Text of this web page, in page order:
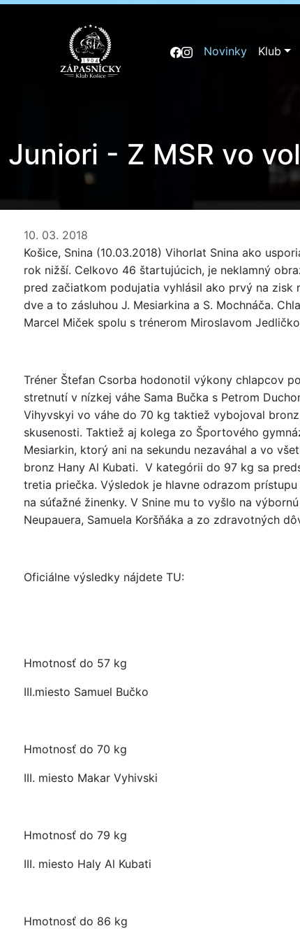
Novinky Klub
Juniori - Z MSR vo
10. 03. 2018
Košice, Snina (10.03.2018) Vihorlat Snina ako
rok nižší. Celkovo 46 štartujúcich, je neklamný
pred začiatkom podujatia vyhlásil ako prvý na zisk
dve a to zásluhou J. Mesiarkina a S. Mochnáča.
Marcel Miček spolu s trénerom Miroslavom
Tréner Štefan Csorba hodonotil výkony chlapcov
stretnutí v nízkej váhe Sama Bučka s Petrom
Vihyvskyi vo váhe do 70 kg taktiež vybojoval
skusenosti. Taktiež aj kolega zo Športového
Mesiarkin, ktorý ani na sekundu nezaváhal a vo
bronz Hany Al Kubati. V kategórii do 97 kg sa
tretia priečka. Výsledok je hlavne odrazom
na súťažné žinenky. V Snine mu to vyšlo na
Neupauera, Samuela Koršňáka a zo zdravotných
Oficiálne výsledky nájdete TU:
Hmotnosť do 57 kg
III.miesto Samuel Bučko
Hmotnosť do 70 kg
III. miesto Makar Vyhivski
Hmotnosť do 79 kg
III. miesto Haly Al Kubati
Hmotnosť do 86 kg